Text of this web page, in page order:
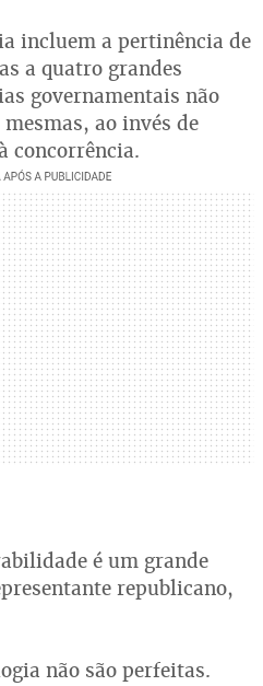
incluem a pertinência de
a quatro grandes
governamentais não
ao invés de
concorrência.
é um grande
republicano,
não são perfeitas.